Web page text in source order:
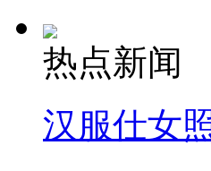
热点新闻
汉服仕女